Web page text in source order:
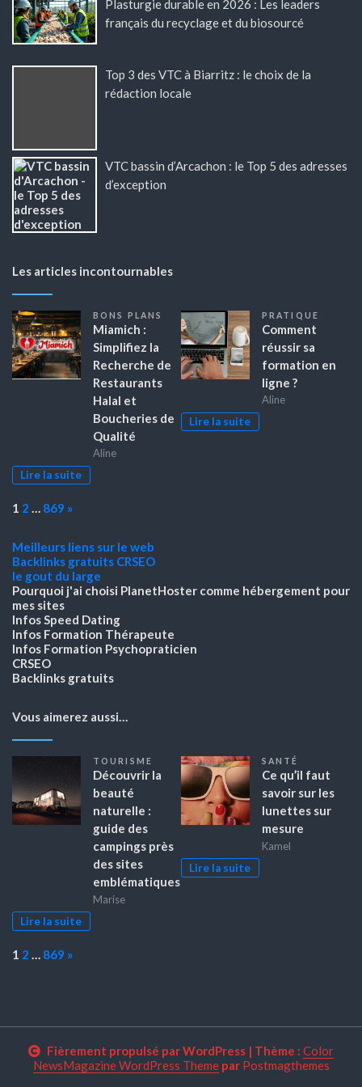
Plasturgie durable en 2026 : Les leaders
français du recyclage et du biosourcé
Top 3 des VTC à Biarritz : le choix de la
rédaction locale
VTC bassin d’Arcachon : le Top 5 des adresses
d’exception
Les articles incontournables
BONS PLANS
Miamich :
Simplifiez la
Recherche de
Restaurants
Halal et
Boucheries de
Qualité
Aline
Lire la suite
PRATIQUE
Comment
réussir sa
formation en
ligne ?
Aline
Lire la suite
Page:
1 2 … 869 Next
»
Meilleurs liens sur le web
Backlinks gratuits CRSEO
le gout du large
Pourquoi j'ai choisi PlanetHoster comme hébergement pour
mes sites
Infos Speed Dating
Infos Formation Thérapeute
Infos Formation Psychopraticien
CRSEO
Backlinks gratuits
Vous aimerez aussi…
TOURISME
Découvrir la
beauté
naturelle :
guide des
campings près
des sites
emblématiques
Marise
Lire la suite
SANTÉ
Ce qu’il faut
savoir sur les
lunettes sur
mesure
Kamel
Lire la suite
Page:
1 2 … 869 Next
»
Fièrement propulsé par WordPress | Thème : Color
NewsMagazine WordPress Themepar Postmagthemes